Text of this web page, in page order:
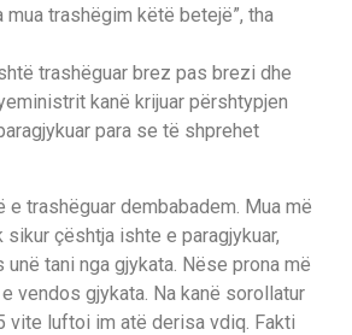
mua trashëgim këtë betejë”, tha
trashëguar brez pas brezi dhe
kanë krijuar përshtypjen
para se të shprehet
e trashëguar dembabadem. Mua më
sikur çështja ishte e paragjykuar,
tani nga gjykata. Nëse prona më
vendos gjykata. Na kanë sorollatur
vite luftoi im atë derisa vdiq. Fakti